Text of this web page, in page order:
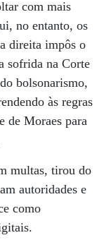
com mais
no entanto, os
direita impôs o
sofrida na Corte
bolsonarismo,
às regras
de Moraes para
multas, tirou do
autoridades e
como